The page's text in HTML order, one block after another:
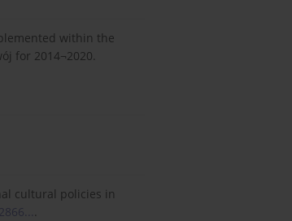
within the
for 2014¬2020.
cultural policies in
.